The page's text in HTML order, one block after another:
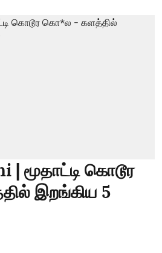
| மூதாட்டி கொடூர
இறங்கிய 5